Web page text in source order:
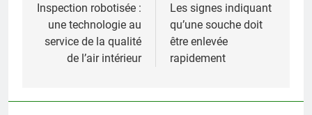
de
l’article
Inspection robotisée :
une technologie au
service de la qualité
de l’air intérieur
Les signes indiquant
qu’une souche doit
être enlevée
rapidement